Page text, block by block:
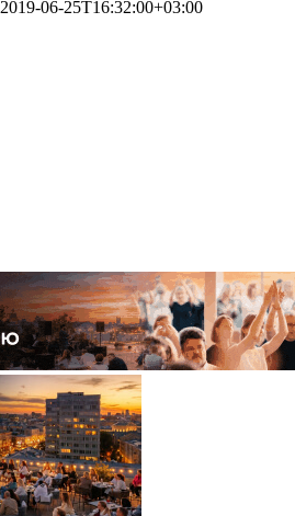
2019-06-25T16:32:00+03:00